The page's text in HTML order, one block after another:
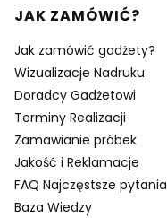
Linki w stopce
JAK ZAMÓWIĆ?
Jak zamówić gadżety?
Wizualizacje Nadruku
Doradcy Gadżetowi
Terminy Realizacji
Zamawianie próbek
Jakość i Reklamacje
FAQ Najczęstsze pytania
Baza Wiedzy